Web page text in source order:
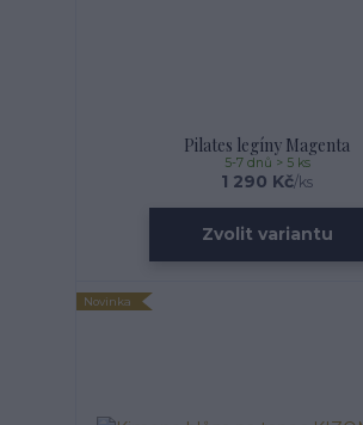
Pilates legíny Magenta
1 290 Kč/ks
5-7 dnů > 5 ks
Zvolit variantu
Novinka